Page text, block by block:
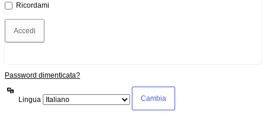
Ricordami
Password dimenticata?
Lingua